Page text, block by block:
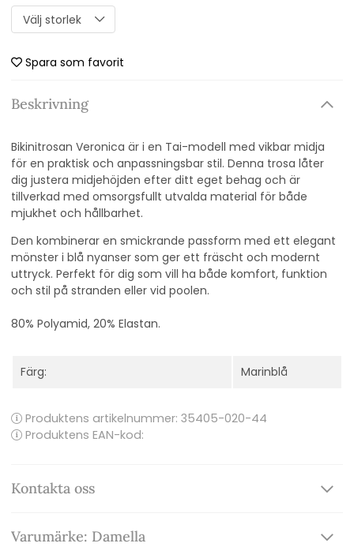
Spara som favorit
Beskrivning
Bikinitrosan Veronica är i en Tai-modell med vikbar midja
för en praktisk och anpassningsbar stil. Denna trosa låter
dig justera midjehöjden efter ditt eget behag och är
tillverkad med omsorgsfullt utvalda material för både
mjukhet och hållbarhet.
Den kombinerar en smickrande passform med ett elegant
mönster i blå nyanser som ger ett fräscht och modernt
uttryck. Perfekt för dig som vill ha både komfort, funktion
och stil på stranden eller vid poolen.
80% Polyamid, 20% Elastan.
Färg: Marinblå
Produktens artikelnummer: 35405-020-44
Produktens EAN-kod:
Kontakta oss
Varumärke: Damella